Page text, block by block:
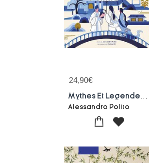
24,90€
Alessandro Polito